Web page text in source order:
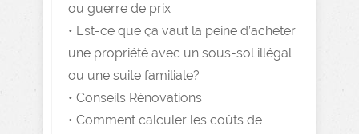
ou guerre de prix
• Est-ce que ça vaut la peine d’acheter
une propriété avec un sous-sol illégal
ou une suite familiale?
• Conseils Rénovations
• Comment calculer les coûts de